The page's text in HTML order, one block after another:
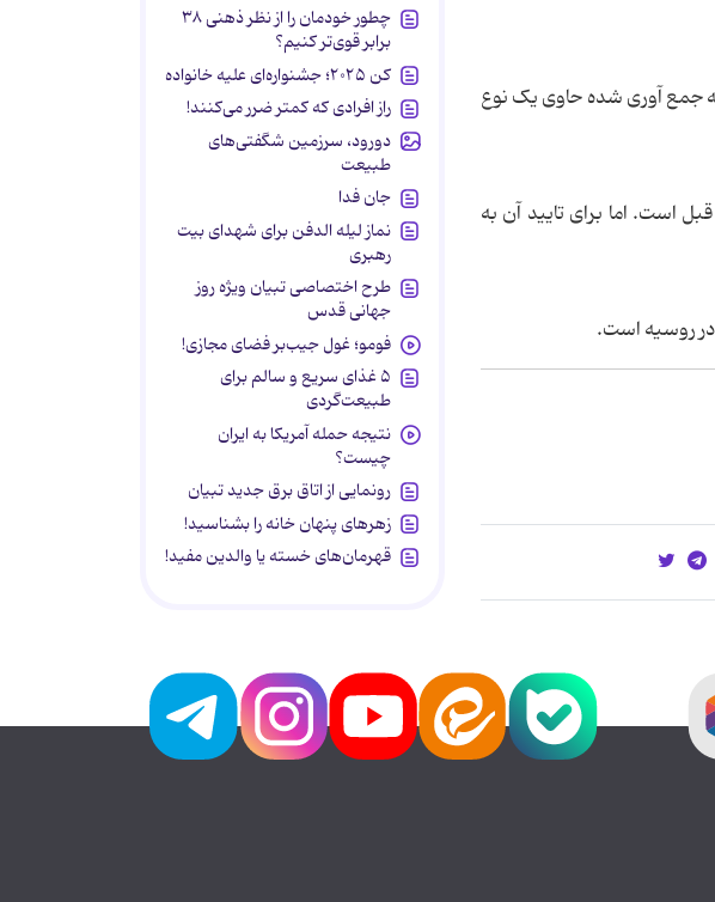
این نمونه ها بخشی از یک باران شهاب سنگی باشند، زیرا حدود ١٠تکه از ٧٠ نمونه جمع آوری شده حاوی یک نوع
حاصل فرایند تولد منظومه شمسی در ٤.٥ میلیارد سال قبل است. اما برای تایید آن به
روسیه است.
چطور خودمان را از نظر ذهنی ۳۸
برابر قوی‌تر کنیم؟
کن ۲۰۲۵؛ جشنواره‌ای علیه خانواده
راز افرادی که کمتر ضرر می‌کنند!
دورود، سرزمین شگفتی‌های
طبیعت
جان فدا
نماز لیله الدفن برای شهدای بیت
رهبری
طرح اختصاصی تبیان ویژه روز
جهانی قدس
فومو؛ غول جیب‌بر فضای مجازی!
۵ غذای سریع و سالم برای
طبیعت‌گردی
نتیجه حمله آمریکا به ایران
چیست؟
رونمایی از اتاق برق جدید تبیان
زهرهای پنهان خانه را بشناسید!
قهرمان‌های خسته یا والدین مفید!